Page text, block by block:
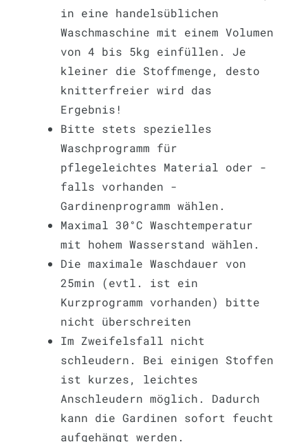
in eine handelsüblichen
Waschmaschine mit einem Volumen
von 4 bis 5kg einfüllen. Je
kleiner die Stoffmenge, desto
knitterfreier wird das
Ergebnis!
Bitte stets spezielles
Waschprogramm für
pflegeleichtes Material oder -
falls vorhanden -
Gardinenprogramm wählen.
Maximal 30°C Waschtemperatur
mit hohem Wasserstand wählen.
Die maximale Waschdauer von
25min (evtl. ist ein
Kurzprogramm vorhanden) bitte
nicht überschreiten
Im Zweifelsfall nicht
schleudern. Bei einigen Stoffen
ist kurzes, leichtes
Anschleudern möglich. Dadurch
kann die Gardinen sofort feucht
aufgehängt werden.